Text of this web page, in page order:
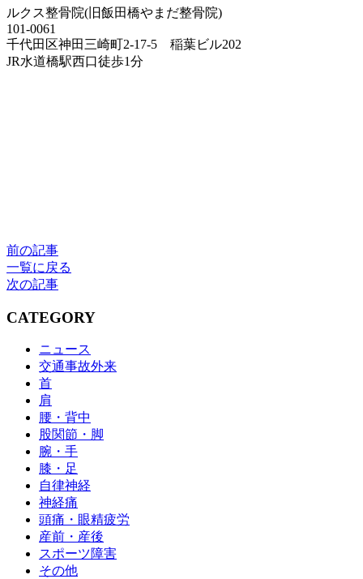
ルクス整骨院(旧飯田橋やまだ整骨院)
101-0061
千代田区神田三崎町2‐17‐5 稲葉ビル202
JR水道橋駅西口徒歩1分
前の記事
一覧に戻る
次の記事
CATEGORY
ニュース
交通事故外来
首
肩
腰・背中
股関節・脚
腕・手
膝・足
自律神経
神経痛
頭痛・眼精疲労
産前・産後
スポーツ障害
その他